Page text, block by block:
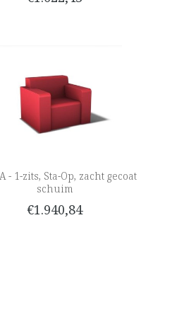
- 1-zits, Sta-Op, zacht gecoat
schuim
€1.940,84